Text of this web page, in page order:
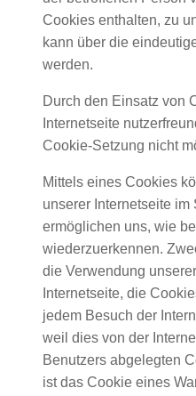
Cookies enthalten, zu
kann über die
werden.
Durch den Einsatz von
Internetseite
Cookie-Setzung nicht
Mittels eines Cookies
unserer Internetseite
ermöglichen uns, wie
wiederzuerkennen.
die Verwendung
Internetseite, die
jedem Besuch der
weil dies von der
Benutzers abgelegten
ist das Cookie eines